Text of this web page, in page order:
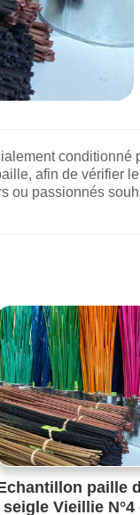
afin de vérifier
ou passionnés
paille
seigle Vieillie N°4